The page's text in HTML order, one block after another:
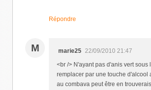
Répondre
M marie25 22/09/2010 21:47
<br /> N'ayant pas d'anis vert sous
remplacer par une touche d'alcool
au combava peut être en